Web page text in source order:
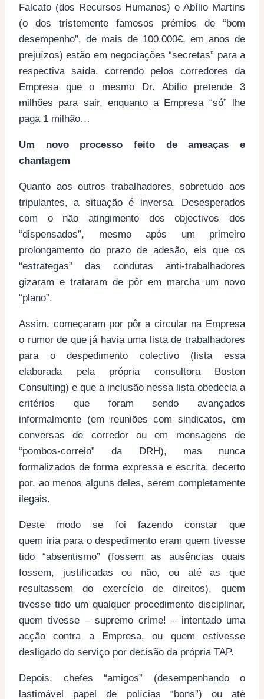
Falcato (dos Recursos Humanos) e Abílio Martins
(o dos tristemente famosos prémios de “bom
desempenho”, de mais de 100.000€, em anos de
prejuízos) estão em negociações “secretas” para a
respectiva saída, correndo pelos corredores da
Empresa que o mesmo Dr. Abílio pretende 3
milhões para sair, enquanto a Empresa “só” lhe
paga 1 milhão…
Um novo processo feito de ameaças e
chantagem
Quanto aos outros trabalhadores, sobretudo aos
tripulantes, a situação é inversa. Desesperados
com o não atingimento dos objectivos dos
“dispensados”, mesmo após um primeiro
prolongamento do prazo de adesão, eis que os
“estrategas” das condutas anti-trabalhadores
gizaram e trataram de pôr em marcha um novo
“plano”.
Assim, começaram por pôr a circular na Empresa
o rumor de que já havia uma lista de trabalhadores
para o despedimento colectivo (lista essa
elaborada pela própria consultora Boston
Consulting) e que a inclusão nessa lista obedecia a
critérios que foram sendo avançados
informalmente (em reuniões com sindicatos, em
conversas de corredor ou em mensagens de
“pombos-correio” da DRH), mas nunca
formalizados de forma expressa e escrita, decerto
por, ao menos alguns deles, serem completamente
ilegais.
Deste modo se foi fazendo constar que
quem iria para o despedimento eram quem tivesse
tido “absentismo” (fossem as ausências quais
fossem, justificadas ou não, ou até as que
resultassem do exercício de direitos), quem
tivesse tido um qualquer procedimento disciplinar,
quem tivesse – supremo crime! – intentado uma
acção contra a Empresa, ou quem estivesse
desligado do serviço por decisão da própria TAP.
Depois, chefes “amigos” (desempenhando o
lastimável papel de polícias “bons”) ou até